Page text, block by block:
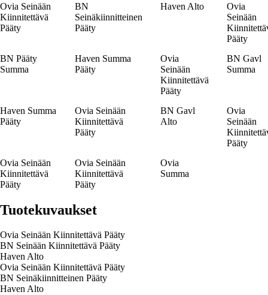
Ovia Seinään
Kiinnitettävä
Pääty
BN
Seinäkiinnitteinen
Pääty
Haven Alto
Ovia
Seinään
Pääty
BN Pääty
Summa
Haven Summa
Pääty
Ovia
Seinään
Kiinnitettävä
Pääty
BN Gavl
Summa
Haven Summa
Pääty
Ovia Seinään
Kiinnitettävä
Pääty
BN Gavl
Alto
Ovia
Seinään
Pääty
Ovia Seinään
Kiinnitettävä
Pääty
Ovia Seinään
Kiinnitettävä
Pääty
Ovia
Summa
Tuotekuvaukset
Ovia Seinään Kiinnitettävä Pääty
BN Seinään Kiinnitettävä Pääty
Haven Alto
Ovia Seinään Kiinnitettävä Pääty
BN Seinäkiinnitteinen Pääty
Haven Alto